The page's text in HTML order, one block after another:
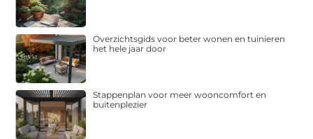
Overzichtsgids voor beter wonen en tuinieren
het hele jaar door
Stappenplan voor meer wooncomfort en
buitenplezier